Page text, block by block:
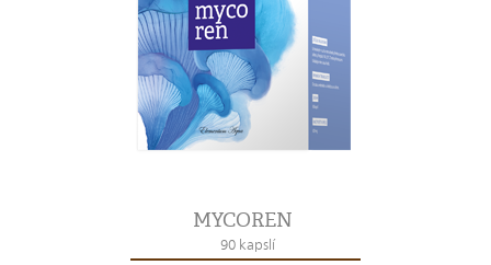
MYCOREN
90 kapslí